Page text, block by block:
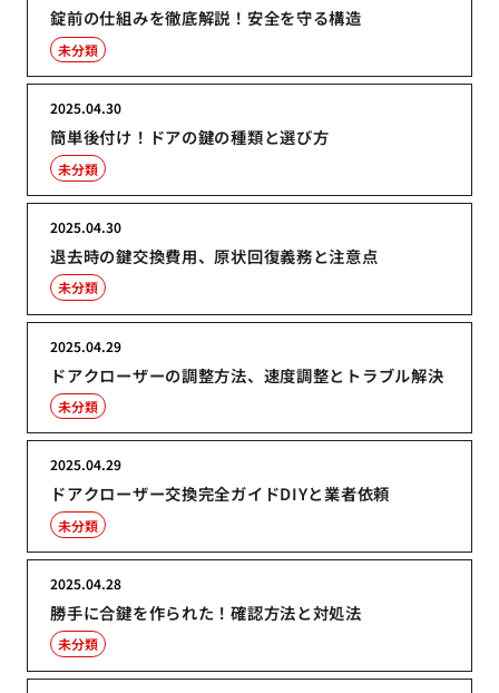
錠前の仕組みを徹底解説！安全を守る構造
未分類
簡単後付け！ドアの鍵の種類と選び方
2025.04.30
未分類
退去時の鍵交換費用、原状回復義務と注意点
2025.04.30
未分類
ドアクローザーの調整方法、速度調整とトラブル解決
2025.04.29
未分類
ドアクローザー交換完全ガイドDIYと業者依頼
2025.04.29
未分類
勝手に合鍵を作られた！確認方法と対処法
2025.04.28
未分類